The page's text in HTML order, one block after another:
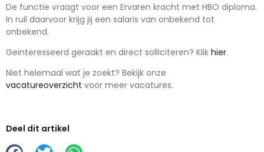
De functie vraagt voor een Ervaren kracht met HBO diploma.
In ruil daarvoor krijg jij een salaris van onbekend tot
onbekend.
Geïnteresseerd geraakt en direct solliciteren? Klik hier.
Niet helemaal wat je zoekt? Bekijk onze
vacatureoverzicht voor meer vacatures.
Deel dit artikel